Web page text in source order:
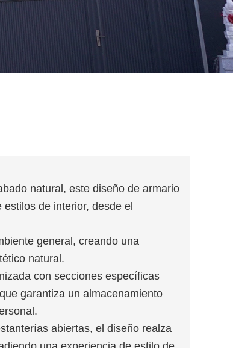
natural, este diseño de armario
de interior, desde el
general, creando una
natural.
con secciones específicas
garantiza un almacenamiento
abiertas, el diseño realza
una experiencia de estilo de